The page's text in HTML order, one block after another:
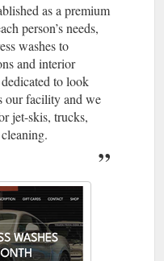
as a premium
person’s needs,
washes to
and interior
to look
our facility and we
jet-skis, trucks,